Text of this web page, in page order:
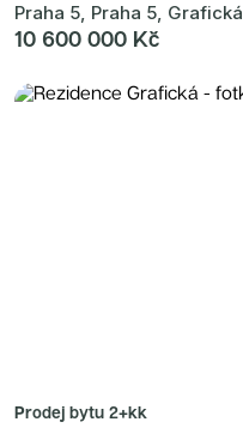
Praha 5, Praha 5, Grafická
10 600 000 Kč
Prodej bytu 2+kk